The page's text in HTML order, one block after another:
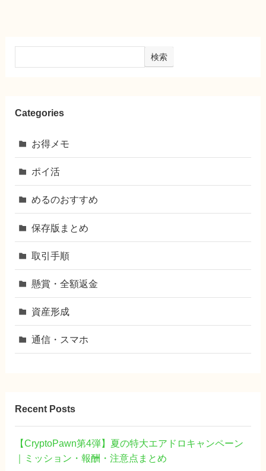
検索
Categories
お得メモ
ポイ活
めるのおすすめ
保存版まとめ
取引手順
懸賞・全額返金
資産形成
通信・スマホ
Recent Posts
【CryptoPawn第4弾】夏の特大エアドロキャンペーン
｜ミッション・報酬・注意点まとめ